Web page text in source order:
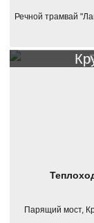
Речной трамвай
Парящий мост,